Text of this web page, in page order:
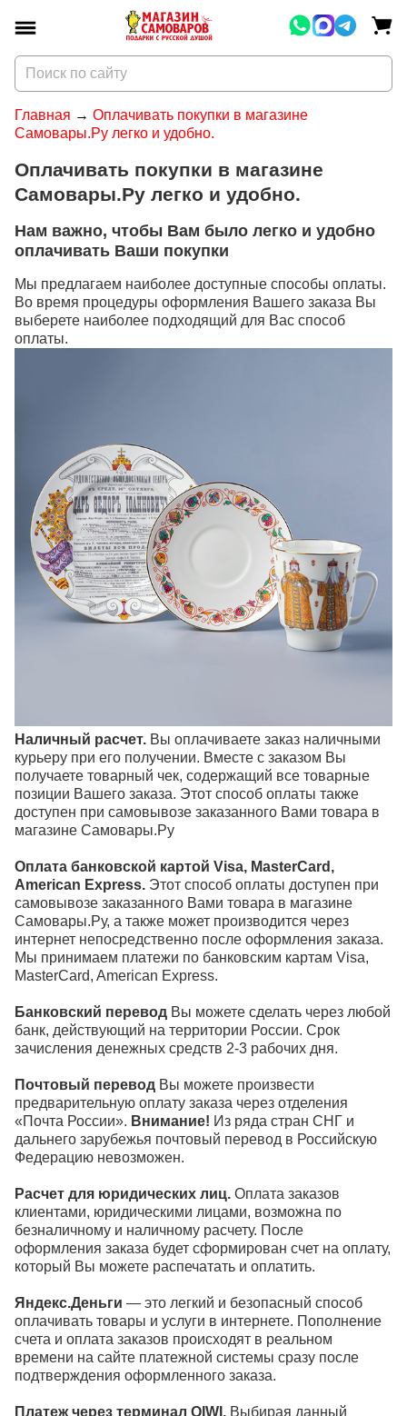
Главная
Оплачивать покупки в магазине
Самовары.Ру легко и удобно.
Оплачивать покупки в магазине
Самовары.Ру легко и удобно.
Нам важно, чтобы Вам было легко и удобно
оплачивать Ваши покупки
Мы предлагаем наиболее доступные способы оплаты.
Во время процедуры оформления Вашего заказа Вы
выберете наиболее подходящий для Вас способ
оплаты.
Наличный расчет. Вы оплачиваете заказ наличными
курьеру при его получении. Вместе с заказом Вы
получаете товарный чек, содержащий все товарные
позиции Вашего заказа. Этот способ оплаты также
доступен при самовывозе заказанного Вами товара в
магазине Самовары.Ру
Оплата банковской картой Visa, MasterCard,
American Express. Этот способ оплаты доступен при
самовывозе заказанного Вами товара в магазине
Самовары.Ру, а также может производится через
интернет непосредственно после оформления заказа.
Мы принимаем платежи по банковским картам Visa,
MasterCard, American Express.
Банковский перевод Вы можете сделать через любой
банк, действующий на территории России. Срок
зачисления денежных средств 2-3 рабочих дня.
Почтовый перевод Вы можете произвести
предварительную оплату заказа через отделения
«Почта России». Внимание! Из ряда стран СНГ и
дальнего зарубежья почтовый перевод в Российскую
Федерацию невозможен.
Расчет для юридических лиц. Оплата заказов
клиентами, юридическими лицами, возможна по
безналичному и наличному расчету. После
оформления заказа будет сформирован счет на оплату,
который Вы можете распечатать и оплатить.
Яндекс.Деньги — это легкий и безопасный способ
оплачивать товары и услуги в интернете. Пополнение
счета и оплата заказов происходят в реальном
времени на сайте платежной системы сразу после
подтверждения оформленного заказа.
Платеж через терминал QIWI. Выбирая данный